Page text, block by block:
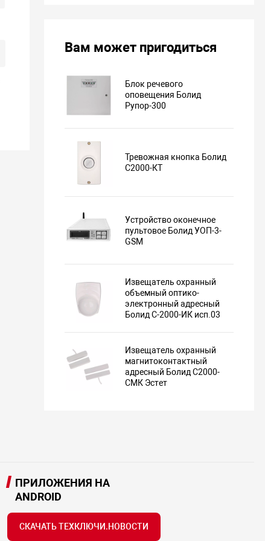
Вам может пригодиться
Блок речевого
оповещения Болид
Рупор-300
Тревожная кнопка Болид
С2000-КТ
Устройство оконечное
пультовое Болид УОП-3-
GSM
Извещатель охранный
объемный оптико-
электронный адресный
Болид С-2000-ИК исп.03
Извещатель охранный
магнитоконтактный
адресный Болид С2000-
СМК Эстет
ПРИЛОЖЕНИЯ НА
ANDROID
СКАЧАТЬ ТЕХКЛЮЧИ.НОВОСТИ